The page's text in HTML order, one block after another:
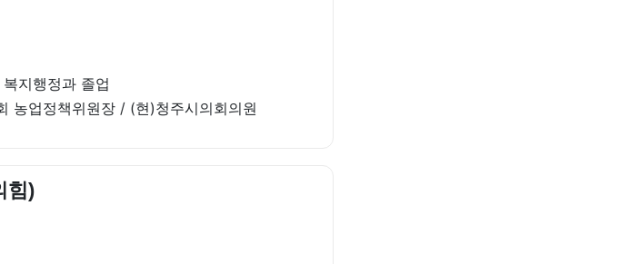
지행정과 졸업
농업정책위원장 / (현)청주시의회의원
힘)